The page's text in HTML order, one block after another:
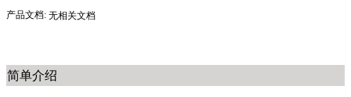
产品文档: 无相关文档
简单介绍